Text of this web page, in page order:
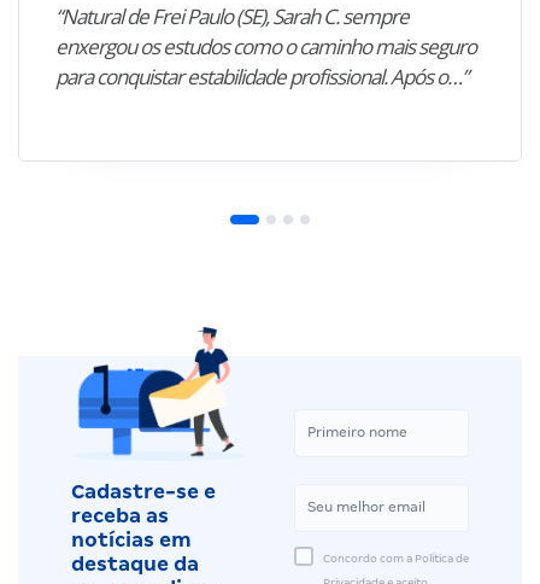
“Natural de Frei Paulo (SE), Sarah C. sempre
enxergou os estudos como o caminho mais seguro
para conquistar estabilidade profissional. Após o…”
Cadastre-se e
receba as
notícias em
destaque da
Concordo com a Política de